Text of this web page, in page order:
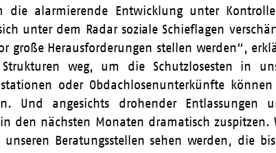
die alarmierende Entwicklung unter
unter dem Radar soziale Schieflagen
große Herausforderungen stellen werden“,
weg, um die Schutzlosesten in
oder Obdachlosenunterkünfte
Und angesichts drohender Entlassungen
den nächsten Monaten dramatisch zuspitzen.
Beratungsstellen sehen werden, die